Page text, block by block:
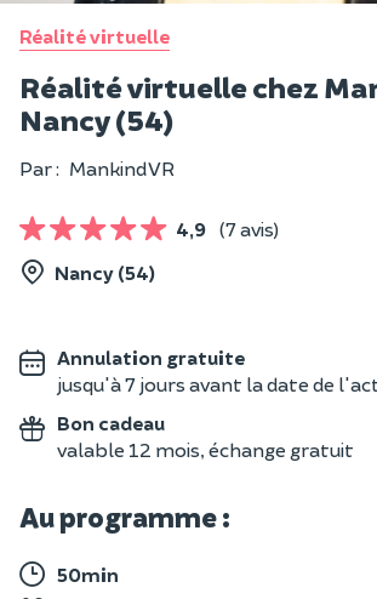
Réalité virtuelle
Réalité virtuelle chez
Nancy (54)
Par : Mankind VR
4,9 (7 avis)
Nancy (54)
Annulation gratuite
jusqu'à 7 jours avant la date de
Bon cadeau
valable 12 mois, échange gratuit
Au programme :
50min